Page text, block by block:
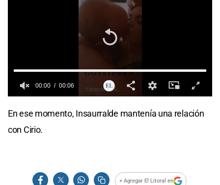
of
seconds
00:00 00:06
En ese momento, Insaurralde mantenía una relación
con Cirio.
+ Agregar El Litoral en